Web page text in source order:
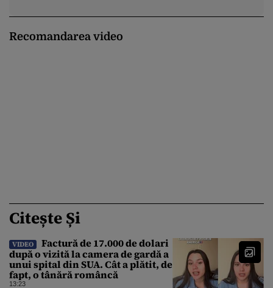
Recomandarea video
Citește Și
VIDEO
Factură de 17.000 de dolari
după o vizită la camera de gardă a
unui spital din SUA. Cât a plătit, de
fapt, o tânără româncă
13:23